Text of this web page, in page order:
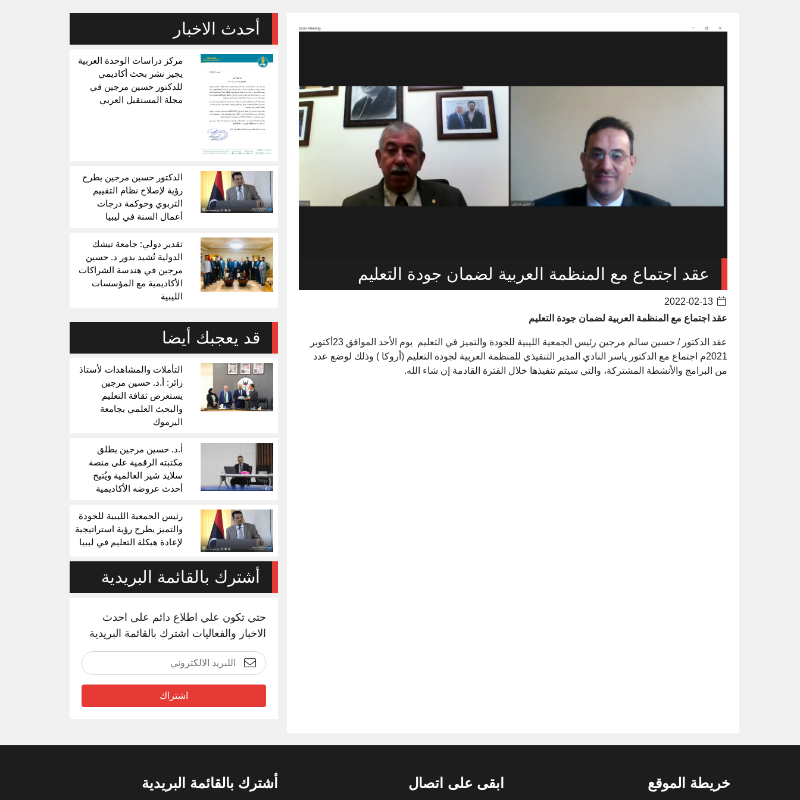
عقد اجتماع مع المنظمة العربية لضمان جودة التعليم
عقد اجتماع مع المنظمة العربية لضمان جودة التعليم
عقد الدكتور / حسين سالم مرجين رئيس الجمعية الليبية للجودة والتميز في التعليم يوم الأحد الموافق 23أكتوبر
2021م اجتماع مع الدكتور ياسر النادي المدير التنفيذي للمنظمة العربية لجودة التعليم (أروكا ) وذلك لوضع عدد
من البرامج والأنشطة المشتركة، والتي سيتم تنفيذها خلال الفترة القادمة إن شاء الله.
أحدث الاخبار
مركز دراسات الوحدة العربية
يجيز نشر بحث أكاديمي
للدكتور حسين مرجين في
مجلة المستقبل العربي
الدكتور حسين مرجين يطرح
رؤية لإصلاح نظام التقييم
التربوي وحوكمة درجات
أعمال السنة في ليبيا
تقدير دولي: جامعة تيشك
الدولية تُشيد بدور د. حسين
مرجين في هندسة الشراكات
الأكاديمية مع المؤسسات
الليبية
قد يعجبك أيضا
التأملات والمشاهدات لأستاذ
زائر: أ.د. حسين مرجين
يستعرض ثقافة التعليم
والبحث العلمي بجامعة
اليرموك
أ.د. حسين مرجين يطلق
مكتبته الرقمية على منصة
سلايد شير العالمية ويُتيح
أحدث عروضه الأكاديمية
رئيس الجمعية الليبية للجودة
والتميز يطرح رؤية استراتيجية
لإعادة هيكلة التعليم في ليبيا
أشترك بالقائمة البريدية
حتي تكون علي اطلاع دائم على احدث
الاخبار والفعاليات اشترك بالقائمة البريدية
اشتراك
خريطة الموقع ابقى على اتصال أشترك بالقائمة البريدية